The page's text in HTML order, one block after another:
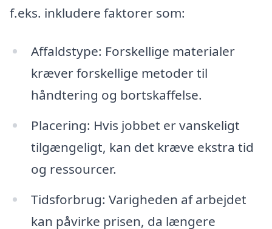
f.eks. inkludere faktorer som:
Affaldstype: Forskellige materialer
kræver forskellige metoder til
håndtering og bortskaffelse.
Placering: Hvis jobbet er vanskeligt
tilgængeligt, kan det kræve ekstra tid
og ressourcer.
Tidsforbrug: Varigheden af arbejdet
kan påvirke prisen, da længere